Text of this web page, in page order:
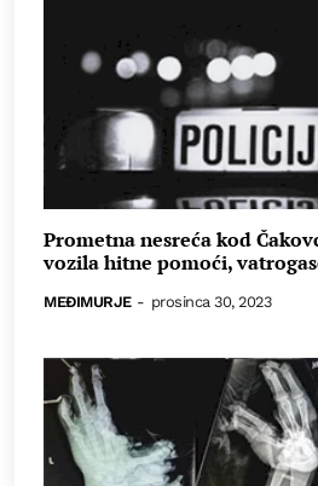
Prometna nesreća kod
vozila hitne pomoći,
MEĐIMURJE - prosinca 30, 2023